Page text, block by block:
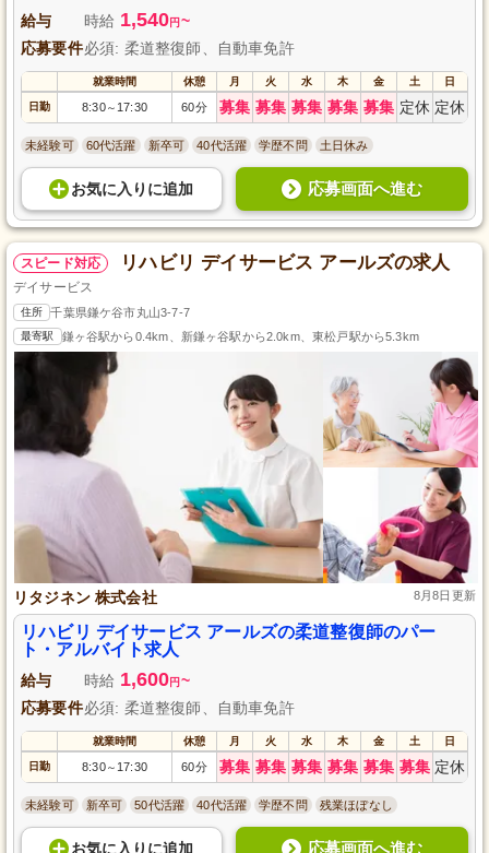
給与 時給 1,540円 ~
応募要件必須: 柔道整復師、自動車免許
就業時間 休憩 月 火 水 木 金 土 日
日勤 8:30～ 17:30 60分 募集 募集 募集 募集 募集 定休 定休
未経験可 60代活躍 新卒可 40代活躍 学歴不問 土日休み
お気に入り に追加 応募画面へ進む
スピード対応 リハビリ デイサービス アールズの求人
デイサービス
住所 千葉県鎌ケ谷市丸山3-7-7
最寄駅 鎌ヶ谷駅から0.4km、新鎌ヶ谷駅から2.0km、東松戸駅から5.3km
リタジネン 株式会社 8月8日更新
リハビリ デイサービス アールズの柔道整復師のパー
ト・アルバイト求人
給与 時給 1,600円 ~
応募要件必須: 柔道整復師、自動車免許
就業時間 休憩 月 火 水 木 金 土 日
日勤 8:30～ 17:30 60分 募集 募集 募集 募集 募集 募集 定休
未経験可 新卒可 50代活躍 40代活躍 学歴不問 残業ほぼなし
お気に入り に追加 応募画面へ進む